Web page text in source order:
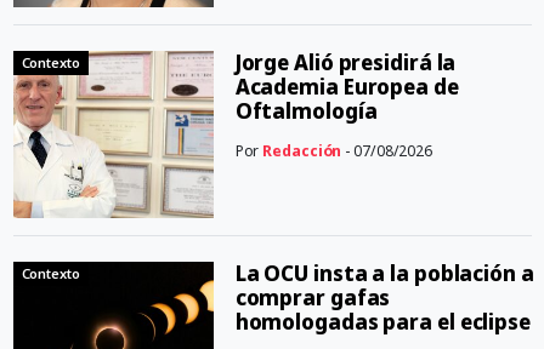
Contexto
Jorge Alió presidirá la
Academia Europea de
Oftalmología
Por Redacción - 07/08/2026
Contexto
La OCU insta a la población a
comprar gafas
homologadas para el eclipse